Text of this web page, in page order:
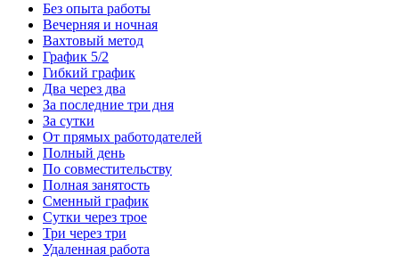
Без опыта работы
Вечерняя и ночная
Вахтовый метод
График 5/2
Гибкий график
Два через два
За последние три дня
За сутки
От прямых работодателей
Полный день
По совместительству
Полная занятость
Сменный график
Сутки через трое
Три через три
Удаленная работа